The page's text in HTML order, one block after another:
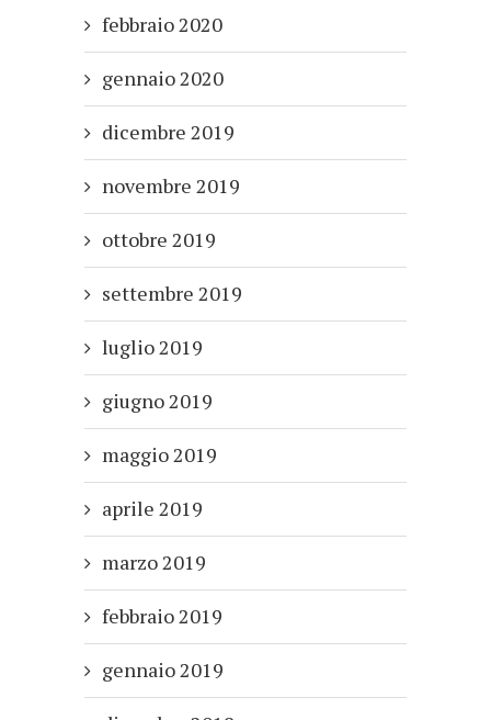
febbraio 2020
gennaio 2020
dicembre 2019
novembre 2019
ottobre 2019
settembre 2019
luglio 2019
giugno 2019
maggio 2019
aprile 2019
marzo 2019
febbraio 2019
gennaio 2019